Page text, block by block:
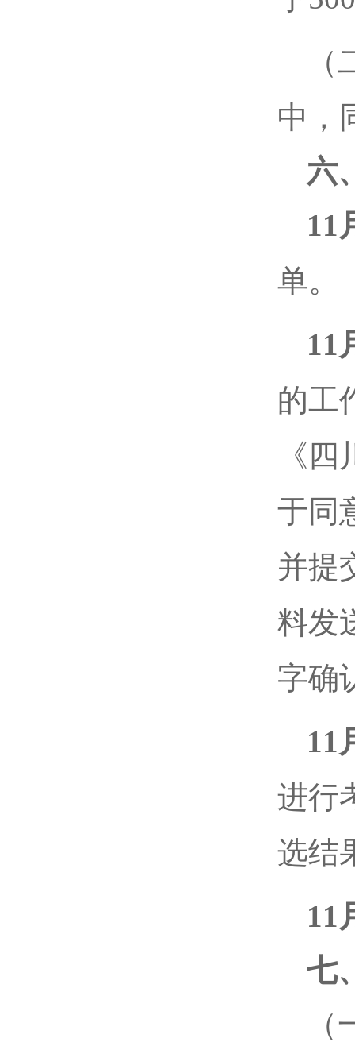
中，
六
11
单。
11
的工
《
于同
并提
料发
字确
11
进行
选结
11
七